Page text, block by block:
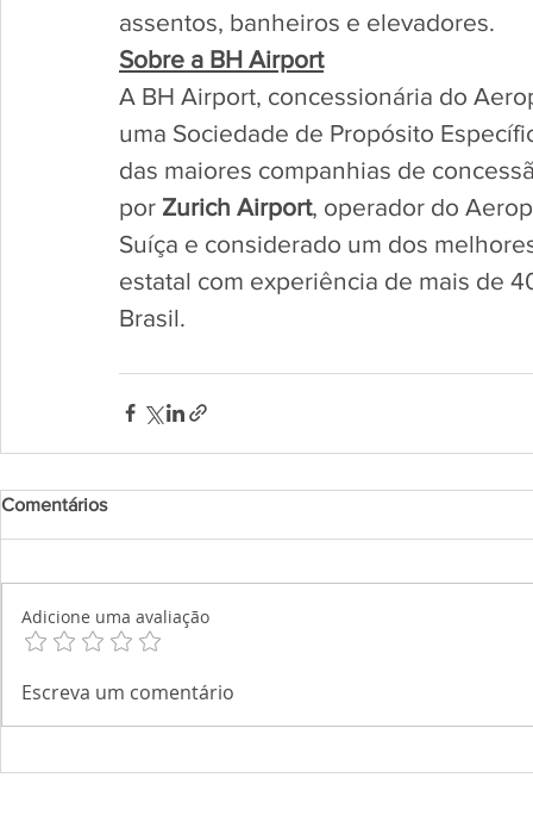
assentos, banheiros e elevadores.
Sobre a BH Airport
A BH Airport, concessionária do
uma Sociedade de Propósito
das maiores companhias de
por Zurich Airport, operador do
Suíça e considerado um dos
estatal com experiência de mais de
Brasil.
Comentários
Adicione uma avaliação
Escreva um comentário